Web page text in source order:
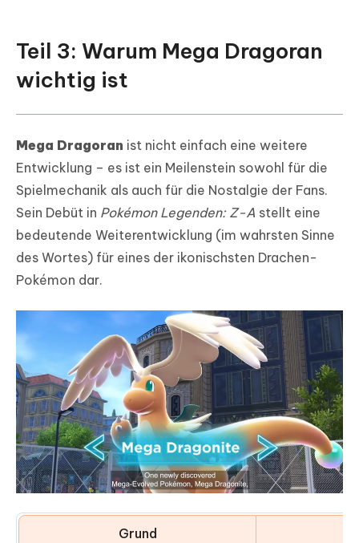
Teil 3: Warum Mega Dragoran
wichtig ist
Mega Dragoran ist nicht einfach eine weitere
Entwicklung – es ist ein Meilenstein sowohl für die
Spielmechanik als auch für die Nostalgie der Fans.
Sein Debüt in Pokémon Legenden: Z-A stellt eine
bedeutende Weiterentwicklung (im wahrsten Sinne
des Wortes) für eines der ikonischsten Drachen-
Pokémon dar.
Grund